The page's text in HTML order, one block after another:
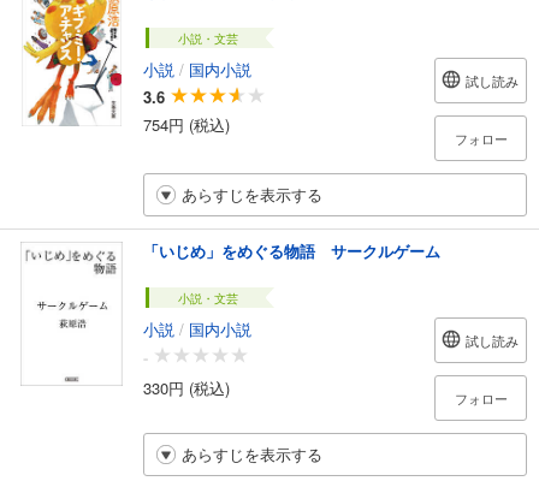
小説・文芸
小説 / 国内小説
3.6
754円 (税込)
試し読み
フォロー
あらすじを表示する
「いじめ」をめぐる物語 サークルゲーム
小説・文芸
小説 / 国内小説
-
330円 (税込)
試し読み
フォロー
あらすじを表示する